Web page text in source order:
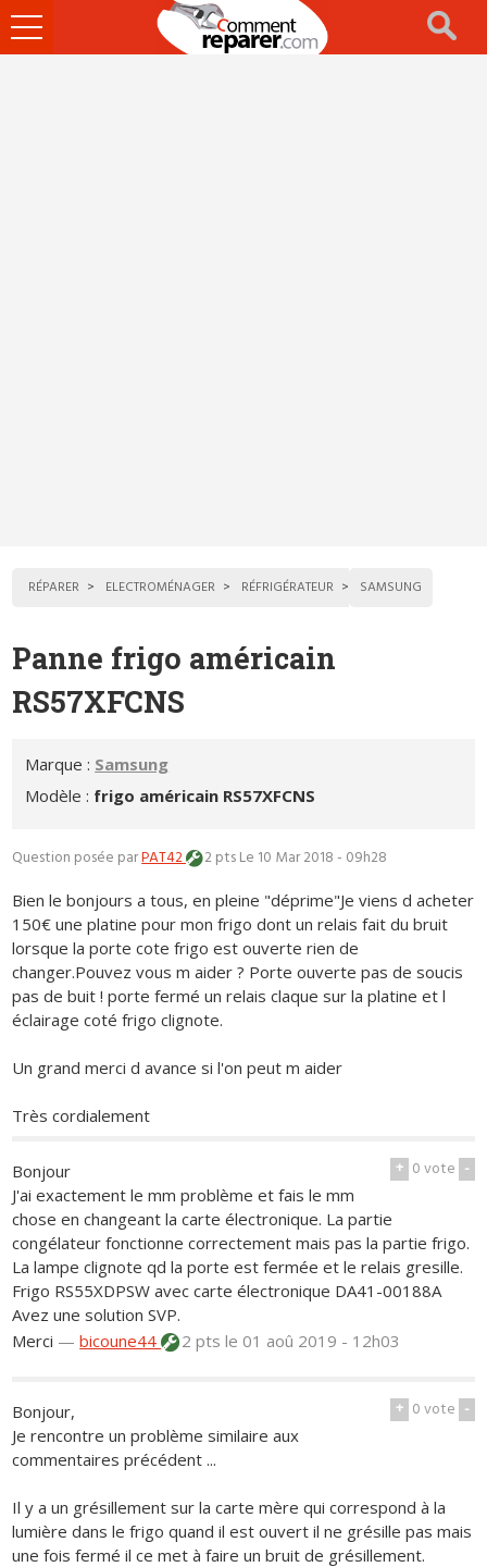
Ouvrir
le
RÉPARER ELECTROMÉNAGER RÉFRIGÉRATEUR SAMSUNG
Panne frigo américain
RS57XFCNS
Marque : Samsung
Modèle : frigo américain RS57XFCNS
Question posée parPAT42 2 ptsLe 10 Mar 2018 - 09h28
Bien le bonjours a tous, en pleine "déprime"Je viens d acheter
150€ une platine pour mon frigo dont un relais fait du bruit
lorsque la porte cote frigo est ouverte rien de
changer.Pouvez vous m aider ? Porte ouverte pas de soucis
pas de buit ! porte fermé un relais claque sur la platine et l
éclairage coté frigo clignote.
Un grand merci d avance si l'on peut m aider
Très cordialement
+ 0vote -
Bonjour
J'ai exactement le mm problème et fais le mm
chose en changeant la carte électronique. La partie
congélateur fonctionne correctement mais pas la partie frigo.
La lampe clignote qd la porte est fermée et le relais gresille.
Frigo RS55XDPSW avec carte électronique DA41-00188A
Avez une solution SVP.
Merci —bicoune44 2 ptsle 01 aoû 2019 - 12h03
+ 0vote -
Bonjour,
Je rencontre un problème similaire aux
commentaires précédent ...
Il y a un grésillement sur la carte mère qui correspond à la
lumière dans le frigo quand il est ouvert il ne grésille pas mais
une fois fermé il ce met à faire un bruit de grésillement.